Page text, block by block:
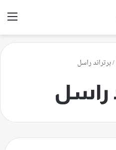
/برتراند راسل
راسل